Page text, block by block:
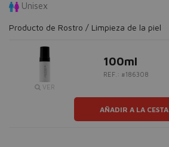
Unisex
Producto de Rostro / Limpieza de la piel
VER
100ml
REF.: #186308
AÑADIR A LA CESTA